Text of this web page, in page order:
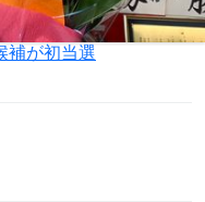
補が初当選